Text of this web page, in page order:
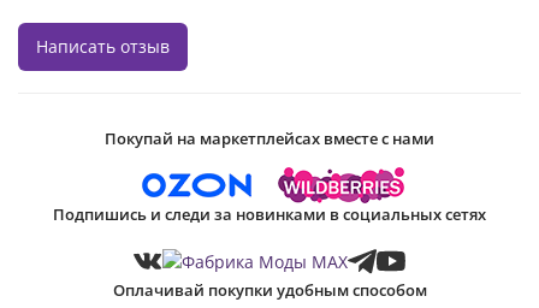
Написать отзыв
Покупай на маркетплейсах вместе с нами
Подпишись и следи за новинками в социальных сетях
Оплачивай покупки удобным способом